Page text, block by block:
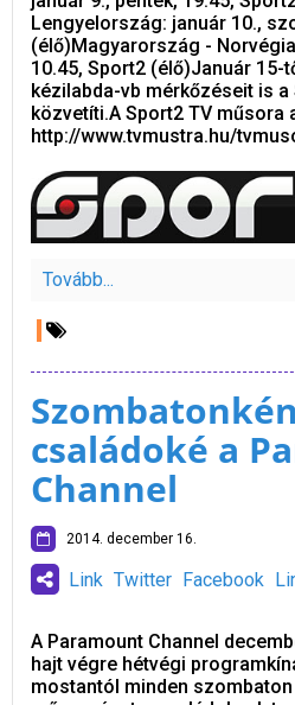
Lengyelország: január 10.,
(élő)Magyarország -
10.45, Sport2 (élő)Január 15-
kézilabda-vb mérkőzéseit is
közvetíti.A Sport2 TV műsora
http://www.tvmustra.hu/
Tovább...
családoké a
Channel
2014. december 16.
Link Twitter Facebook
A Paramount Channel
hajt végre hétvégi
mostantól minden